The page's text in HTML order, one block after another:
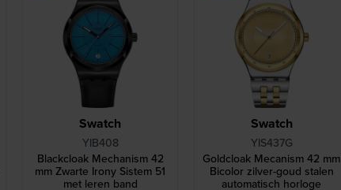
Swatch
YIB408
Blackcloak Mechanism 42
mm Zwarte Irony Sistem 51
met leren band
Swatch
YIS437G
Goldcloak Mecanism 42 mm
Bicolor zilver-goud stalen
automatisch horloge